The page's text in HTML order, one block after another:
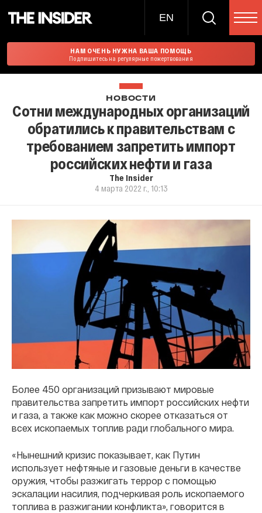
EN
НАМ ОЧЕНЬ НУЖНА ВАША ПОМОЩЬ
Подпишитесь на регулярные пожертвования
НОВОСТИ
Сотни международных организаций
обратились к правительствам с
требованием запретить импорт
российских нефти и газа
The Insider
4 марта 2022 г., 10:13
Более 450 организаций призывают мировые
правительства запретить импорт российских нефти
и газа, а также как можно скорее отказаться от
всех ископаемых топлив ради глобального мира.
«Нынешний кризис показывает, как Путин
использует нефтяные и газовые деньги в качестве
оружия, чтобы разжигать террор с помощью
эскалации насилия, подчеркивая роль ископаемого
топлива в разжигании конфликта», говорится в